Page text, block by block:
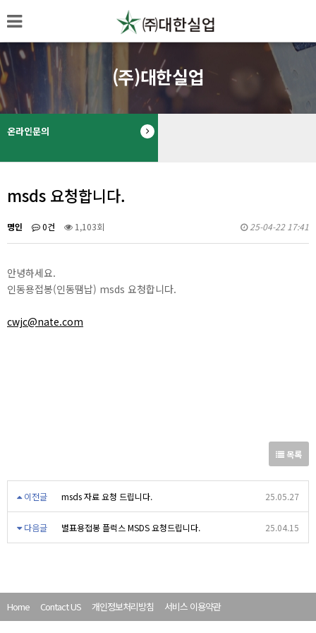
(주)대한실업
온라인문의
msds 요청합니다.
명인 0건 1,103회 25-04-22 17:41
안녕하세요.
인동용접봉(인동땜납) msds 요청합니다.
cwjc@nate.com
목록
이전글 msds 자료 요청 드립니다. 25.05.27
다음글 별표용접봉 플럭스 MSDS 요청드립니다. 25.04.15
Home Contact US 개인정보처리방침 서비스 이용약관